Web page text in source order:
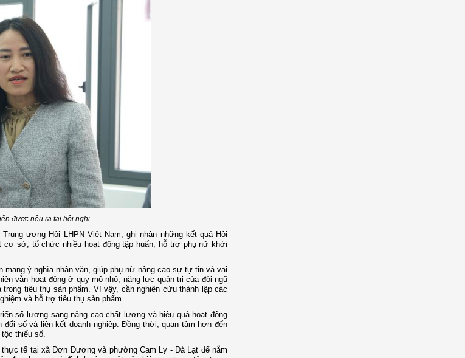
được nêu ra tại hội nghị
ương Hội LHPN Việt Nam, ghi nhận những kết quả Hội
sở, tổ chức nhiều hoạt động tập huấn, hỗ trợ phụ nữ khởi
mang ý nghĩa nhân văn, giúp phụ nữ nâng cao sự tự tin và vai
vẫn hoạt động ở quy mô nhỏ; năng lực quản trị của đội ngũ
tiêu thụ sản phẩm. Vì vậy, cần nghiên cứu thành lập các
và hỗ trợ tiêu thụ sản phẩm.
số lượng sang nâng cao chất lượng và hiệu quả hoạt động
số và liên kết doanh nghiệp. Đồng thời, quan tâm hơn đến
thiểu số.
tế tại xã Đơn Dương và phường Cam Ly - Đà Lạt để nắm